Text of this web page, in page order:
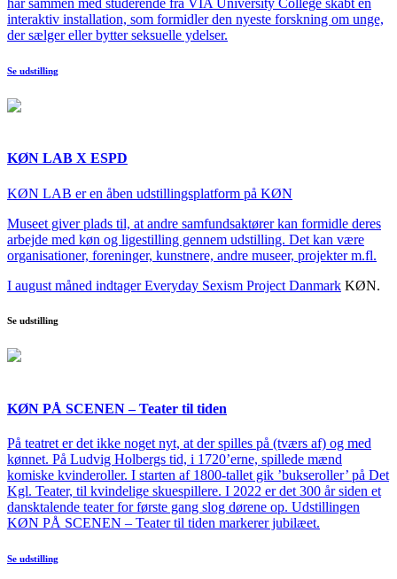
har sammen med studerende fra VIA University College skabt en
interaktiv installation, som formidler den nyeste forskning om unge,
der sælger eller bytter seksuelle ydelser.
Se udstilling
KØN LAB X ESPD
KØN LAB er en åben udstillingsplatform på KØN
Museet giver plads til, at andre samfundsaktører kan formidle deres
arbejde med køn og ligestilling gennem udstilling. Det kan være
organisationer, foreninger, kunstnere, andre museer, projekter m.fl.
I august måned indtagerEveryday Sexism Project Danmark KØN.
Se udstilling
KØN PÅ SCENEN – Teater til tiden
På teatret er det ikke noget nyt, at der spilles på (tværs af) og med
kønnet. På Ludvig Holbergs tid, i 1720’erne, spillede mænd
komiske kvinderoller. I starten af 1800-tallet gik ’bukseroller’ på Det
Kgl. Teater, til kvindelige skuespillere. I 2022 er det 300 år siden et
dansktalende teater for første gang slog dørene op. Udstillingen
KØN PÅ SCENEN – Teater til tiden markerer jubilæet.
Se udstilling